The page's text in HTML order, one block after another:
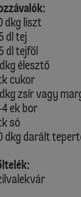
dkg liszt
dl tej
dl tejföl
élesztő
cukor
zsír vagy
ek bor
só
dkg darált